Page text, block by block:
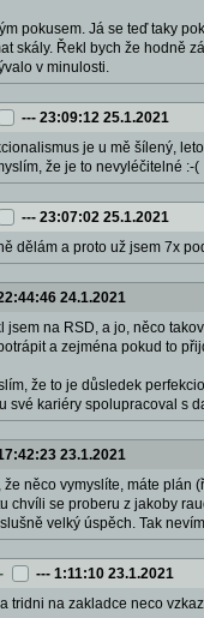
pokusem. Já se teď taky
skály. Řekl bych že hodně
v minulosti.
--- 23:09:12 25.1.2021
je u mě šílený,
že je to nevyléčitelné :-(
--- 23:07:02 25.1.2021
dělám a proto už jsem 7x
24.1.2021
jsem na RSD, a jo, něco
a zejména pokud to
že to je důsledek
své kariéry spolupracoval s
23.1.2021
že něco vymyslíte, máte
chvíli se proberu z jakoby
velký úspěch. Tak
--- 1:11:10 23.1.2021
tridni na zakladce neco